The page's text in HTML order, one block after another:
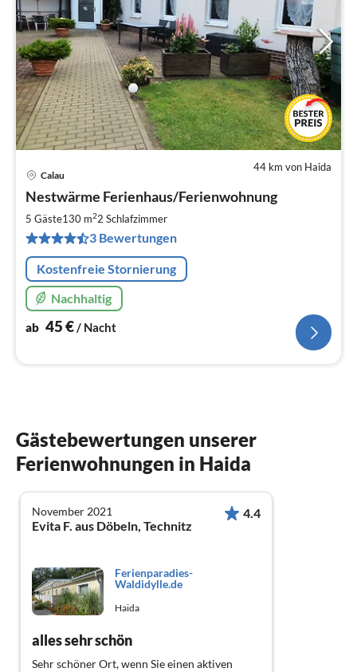
44 km von Haida
Calau
Nestwärme Ferienhaus/Ferienwohnung
5 Gäste130 m22 Schlafzimmer
3 Bewertungen
Kostenfreie Stornierung
Nachhaltig
ab 45€/ Nacht
Gästebewertungen unserer
Ferienwohnungen in Haida
November 2021
Evita F. aus Döbeln, Technitz
4.4
Ferienparadies-
Waldidylle.de
Haida
alles sehr schön
Sehr schöner Ort, wenn Sie einen aktiven